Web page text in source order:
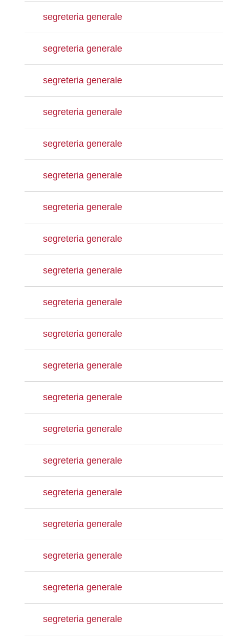
segreteria generale
segreteria generale
segreteria generale
segreteria generale
segreteria generale
segreteria generale
segreteria generale
segreteria generale
segreteria generale
segreteria generale
segreteria generale
segreteria generale
segreteria generale
segreteria generale
segreteria generale
segreteria generale
segreteria generale
segreteria generale
segreteria generale
segreteria generale